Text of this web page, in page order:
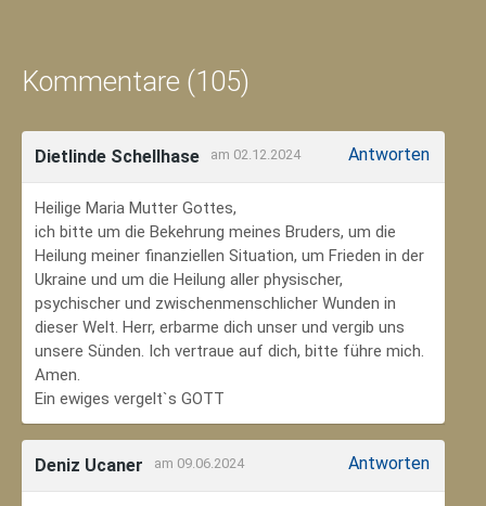
Kommentare (105)
Dietlinde Schellhase am 02.12.2024 Antworten
Heilige Maria Mutter Gottes,
ich bitte um die Bekehrung meines Bruders, um die
Heilung meiner finanziellen Situation, um Frieden in der
Ukraine und um die Heilung aller physischer,
psychischer und zwischenmenschlicher Wunden in
dieser Welt. Herr, erbarme dich unser und vergib uns
unsere Sünden. Ich vertraue auf dich, bitte führe mich.
Amen.
Ein ewiges vergelt`s GOTT
Deniz Ucaner am 09.06.2024 Antworten